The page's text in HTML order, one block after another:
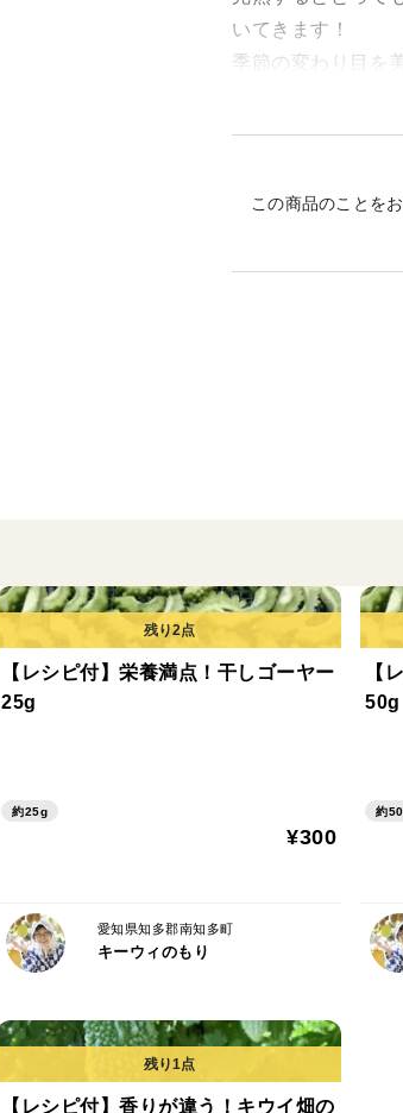
いてきます！
季節の変わり目を
畑に棲みついた
甘夏です。
「爽やかな酸味で
「とってもジュー
農薬も化学肥料も
▼安心の美味しさ
ばち受粉、収穫時
この商品のことを
【レシピ付】栄養満点！干しゴーヤー
25g
約25g
¥300
愛知県知多郡南知多町
キーウィのもり
【
50g
約
【レシピ付】香りが違う！キウイ畑の